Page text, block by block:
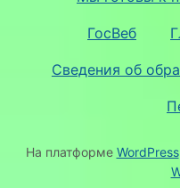
ГосВеб
Сведения об
На платформе WordPress